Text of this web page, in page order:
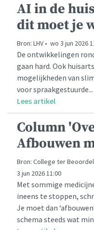
AI in de
dit moet je
Bron: LHV • wo 3 jun 2026
De ontwikkelingen
gaan hard. Ook
mogelijkheden van
voor spraakgestuurde...
Lees artikel
Column
Afbouwen
Bron: College ter
3 jun 2026 11:00
Met sommige
ineens te stoppen,
Je moet dan
schema steeds wat